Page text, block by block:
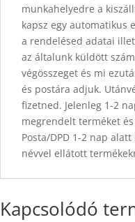
munkahelyedre a
kapsz egy automatikus
a rendelésed adatai
az általunk küldött
végösszeget és mi
és postára adjuk.
fizetned. Jelenleg 1-2
megrendelt terméket
Posta/DPD 1-2 nap
névvel ellátott
Kapcsolódó